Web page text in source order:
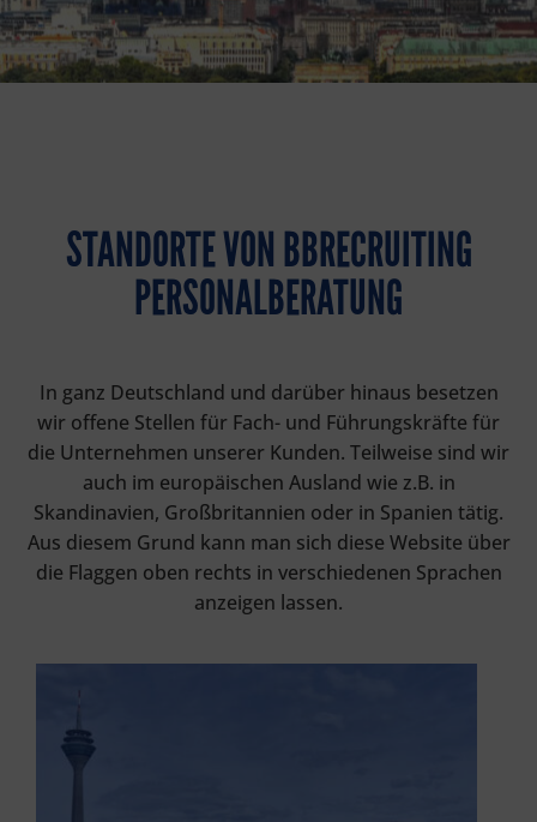
STANDORTE VON BBRECRUITING
PERSONALBERATUNG
In ganz Deutschland und darüber hinaus besetzen
wir offene Stellen für Fach- und Führungskräfte für
die Unternehmen unserer Kunden. Teilweise sind wir
auch im europäischen Ausland wie z.B. in
Skandinavien, Großbritannien oder in Spanien tätig.
Aus diesem Grund kann man sich diese Website über
die Flaggen oben rechts in verschiedenen Sprachen
anzeigen lassen.